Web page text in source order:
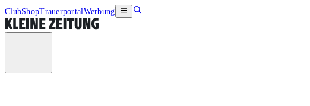
ClubShopTrauerportalWerbung